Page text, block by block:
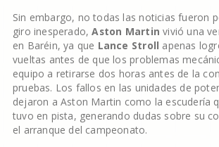
Sin embargo, no todas las noticias fueron
giro inesperado,Aston Martin vivió una
en Baréin, ya que Lance Stroll apenas
vueltas antes de que los problemas
equipo a retirarse dos horas antes de la
pruebas. Los fallos en las unidades de
dejaron a Aston Martin como la escudería
tuvo en pista, generando dudas sobre su
el arranque del campeonato.